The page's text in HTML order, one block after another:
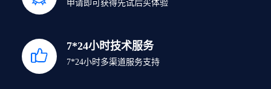
申请即可获得先试后买体验
7*24小时技术服务
7*24小时多渠道服务支持